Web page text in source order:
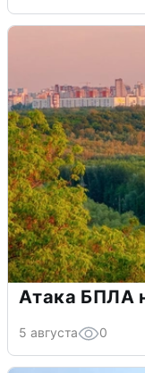
Атака БПЛА
5 августа 0